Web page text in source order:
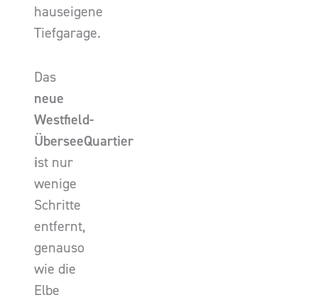
hauseigene
Tiefgarage.
Das
neue
Westfield-
ÜberseeQuartier
ist nur
wenige
Schritte
entfernt,
genauso
wie die
Elbe